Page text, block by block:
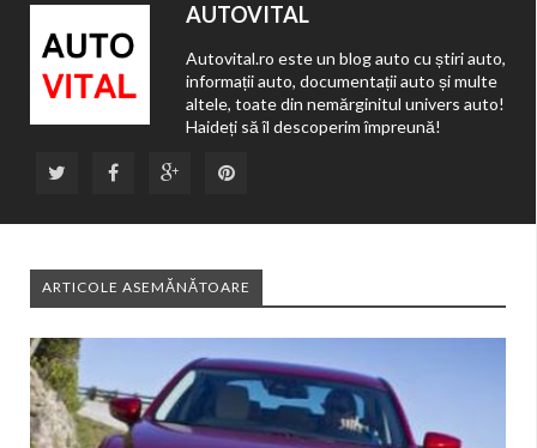
AUTOVITAL
Autovital.ro este un blog auto cu știri auto,
informații auto, documentații auto și multe
altele, toate din nemărginitul univers auto!
Haideți să îl descoperim împreună!
ARTICOLE ASEMĂNĂTOARE